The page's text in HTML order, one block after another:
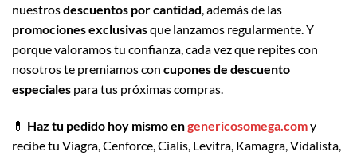
nuestrosdescuentos por cantidad , además de las
promociones exclusivasque lanzamos regularmente. Y
porque valoramos tu confianza, cada vez que repites con
nosotros te premiamos con cupones de descuento
especiales para tus próximas compras.
💊 Haz tu pedido hoy mismo engenericosomega.comy
recibe tu Viagra, Cenforce, Cialis, Levitra, Kamagra, Vidalista,